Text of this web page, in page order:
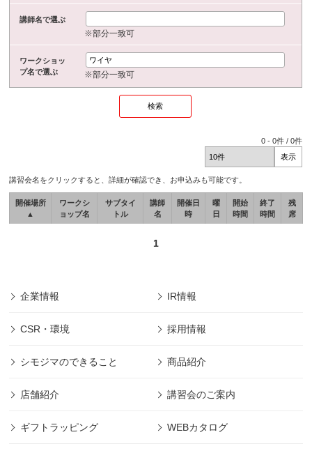
講師名で選ぶ
※部分一致可
ワークショッ
プ名で選ぶ
※部分一致可
0 -0件 /0件
講習会名をクリックすると、詳細が確認でき、お申込みも可能です。
開催場所
▲
ワークシ
ョップ名
サブタイ
トル
講師
名
開催日
時
曜
日
開始
時間
終了
時間
残
席
1
企業情報 IR情報
CSR・環境 採用情報
シモジマのできること 商品紹介
店舗紹介 講習会のご案内
ギフトラッピング WEBカタログ